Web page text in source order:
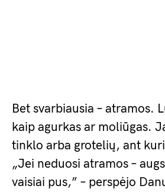
Bet svarbiausia – atramos.
kaip agurkas ar moliūgas.
tinklo arba grotelių, ant
„Jei neduosi atramos –
vaisiai pus,” – perspėjo